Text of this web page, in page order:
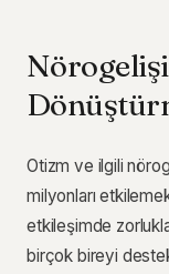
Otizm ve ilgili
milyonları
etkileşimde
birçok bireyi